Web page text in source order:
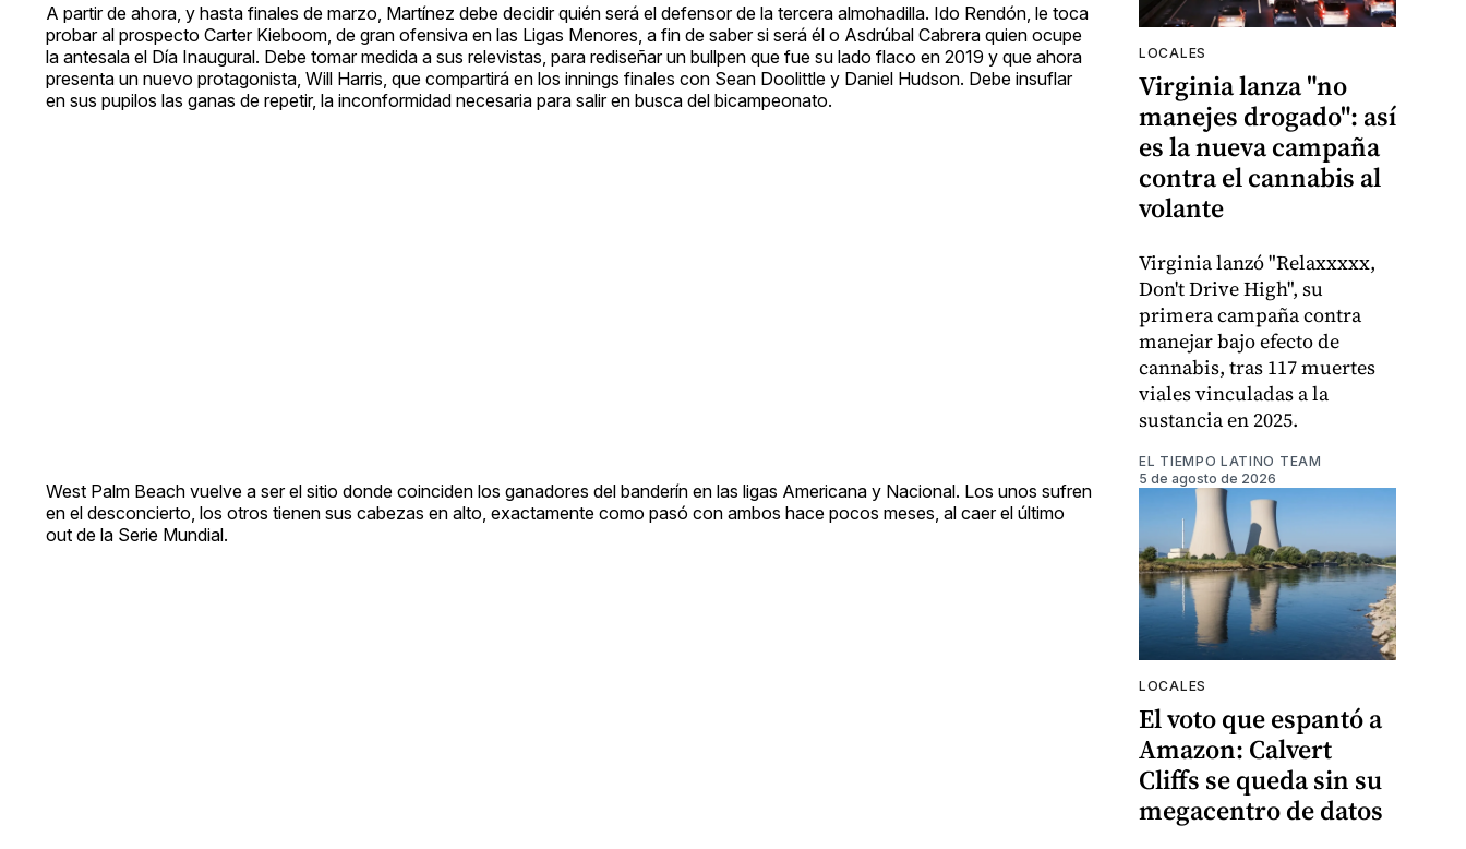
A partir de ahora, y hasta finales de marzo, Martínez debe decidir quién será el defensor de la tercera almohadilla. Ido Rendón, le toca
probar al prospecto Carter Kieboom, de gran ofensiva en las Ligas Menores, a fin de saber si será él o Asdrúbal Cabrera quien ocupe
la antesala el Día Inaugural. Debe tomar medida a sus relevistas, para rediseñar un bullpen que fue su lado flaco en 2019 y que ahora
presenta un nuevo protagonista, Will Harris, que compartirá en los innings finales con Sean Doolittle y Daniel Hudson. Debe insuflar
en sus pupilos las ganas de repetir, la inconformidad necesaria para salir en busca del bicampeonato.
West Palm Beach vuelve a ser el sitio donde coinciden los ganadores del banderín en las ligas Americana y Nacional. Los unos sufren
en el desconcierto, los otros tienen sus cabezas en alto, exactamente como pasó con ambos hace pocos meses, al caer el último
out de la Serie Mundial.
LOCALES
Virginia lanza "no
manejes drogado": así
es la nueva campaña
contra el cannabis al
volante
Virginia lanzó "Relaxxxxx,
Don't Drive High", su
primera campaña contra
manejar bajo efecto de
cannabis, tras 117 muertes
viales vinculadas a la
sustancia en 2025.
EL TIEMPO LATINO TEAM
5 de agosto de 2026
LOCALES
El voto que espantó a
Amazon: Calvert
Cliffs se queda sin su
megacentro de datos